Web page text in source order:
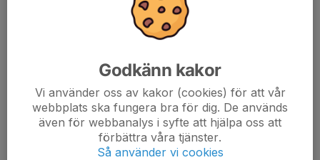
Godkänn kakor
Vi använder oss av kakor (cookies) för att vår
webbplats ska fungera bra för dig. De används
även för webbanalys i syfte att hjälpa oss att
förbättra våra tjänster.
Så använder vi cookies